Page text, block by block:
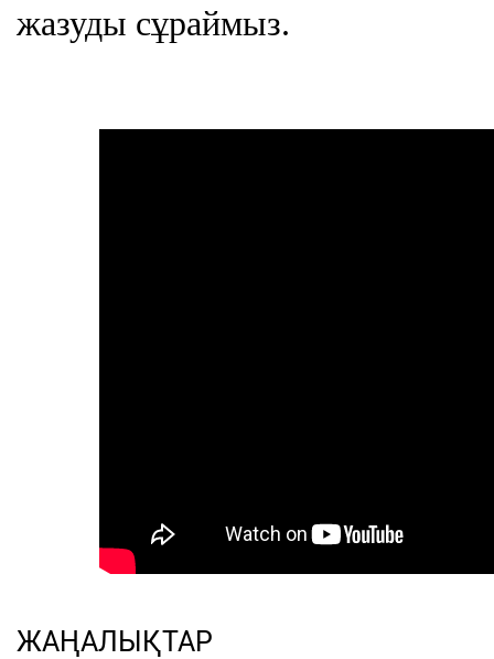
жазуды сұраймыз.
ЖАҢАЛЫҚТАР